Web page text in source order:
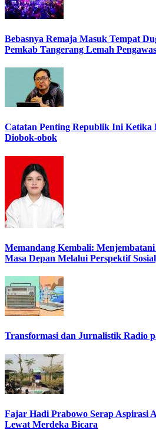
Bebasnya Remaja Masuk Tempat
Pemkab Tangerang Lemah
Catatan Penting Republik Ini Ketika
Diobok-obok
Memandang Kembali:
Masa Depan Melalui Perspektif
Transformasi dan Jurnalistik Radio
Fajar Hadi Prabowo Serap Aspirasi
Lewat Merdeka Bicara